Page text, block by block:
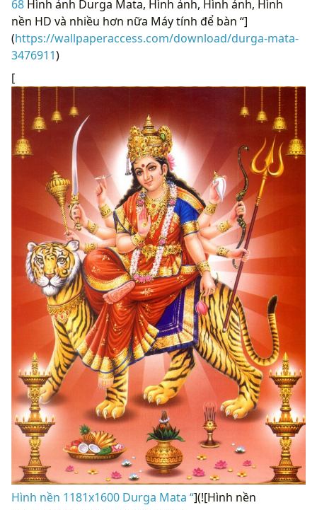
68 Hình ảnh Durga Mata, Hình ảnh, Hình ảnh, Hình
nền HD và nhiều hơn nữa Máy tính để bàn “]
(https://wallpaperaccess.com/download/durga-mata-
3476911)
[
Hình nền 1181x1600 Durga Mata “](![Hình nền